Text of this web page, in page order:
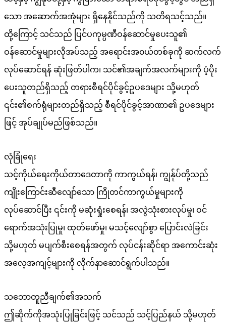
သော အဆောက်အအုံများ ရှိနေနိုင်သည်ကို သတိရသင့်သည်။
ထို့ကြောင့် သင်သည် ပြင်ပကုမ္ပဏီဝန်ဆောင်မှုပေးသူ၏
ဝန်ဆောင်မှုများလိုအပ်သည့် အရောင်းအ၀ယ်တစ်ခုကို ဆက်လက်
လုပ်ဆောင်ရန် ဆုံးဖြတ်ပါက၊ သင်၏အချက်အလက်များကို ပံ့ပိုး
ပေးသူတည်ရှိသည့် တရားစီရင်ပိုင်ခွင့်ဥပဒေများ သို့မဟုတ်
၎င်း၏စက်ရုံများတည်ရှိသည့် စီရင်ပိုင်ခွင့်အာဏာ၏ ဥပဒေများ
ဖြင့် အုပ်ချုပ်မည်ဖြစ်သည်။
လုံခြုံရေး
သင့်ကိုယ်ရေးကိုယ်တာဒေတာကို ကာကွယ်ရန်၊ ကျွန်ုပ်တို့သည်
ကျိုးကြောင်းဆီလျော်သော ကြိုတင်ကာကွယ်မှုများကို
လုပ်ဆောင်ပြီး ၎င်းကို မဆုံးရှုံးစေရန်၊ အလွဲသုံးစားလုပ်မှု၊ ဝင်
ရောက်အသုံးပြုမှု၊ ထုတ်ဖော်မှု၊ မသင့်လျော်စွာ ပြောင်းလဲခြင်း
သို့မဟုတ် မပျက်စီးစေရန်အတွက် လုပ်ငန်းဆိုင်ရာ အကောင်းဆုံး
အလေ့အကျင့်များကို လိုက်နာဆောင်ရွက်ပါသည်။
သဘောတူညီချက်၏အသက်
ဤဆိုက်ကိုအသုံးပြုခြင်းဖြင့် သင်သည် သင့်ပြည်နယ် သို့မဟုတ်